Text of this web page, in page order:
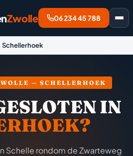
Zwolle 06 234 45 788
Schellerhoek
— SCHELLERHOEK
IN
Schelle rondom de Zwarteweg